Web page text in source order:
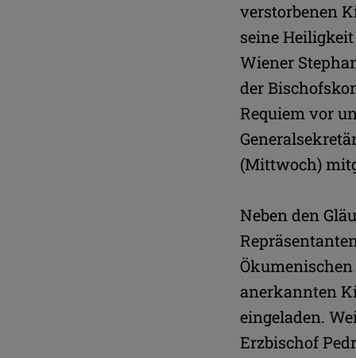
verstorbenen
seine
Wiener
der
Requiem vor
(Mittwoch)
Neben den
anerkannten
eingeladen.
Erzbischof